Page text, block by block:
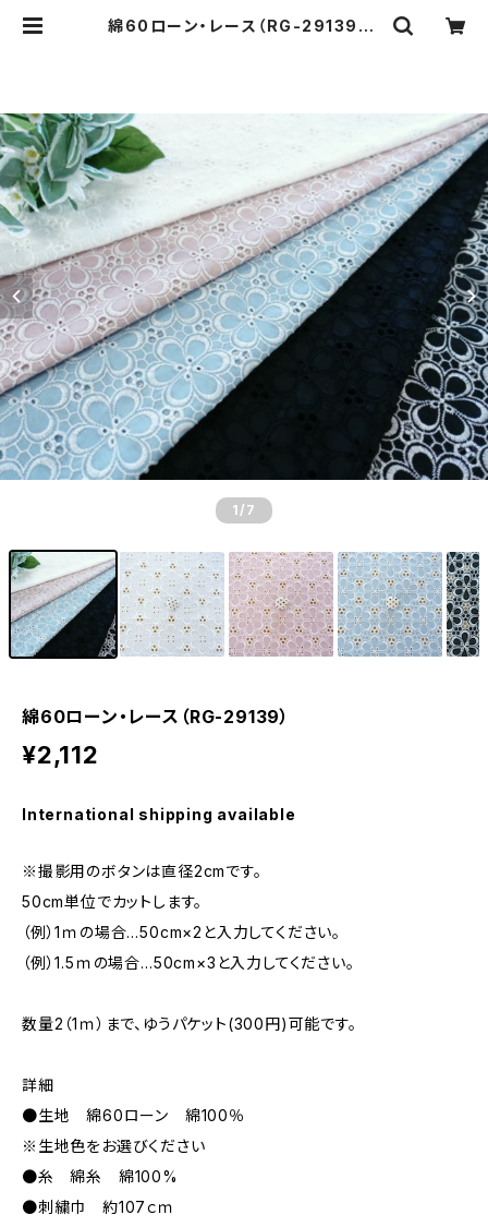
綿60ローン・レース（RG-29139） |
1 /7
綿60ローン・レース（RG-29139）
¥2,112
International shipping available
※撮影用のボタンは直径2cmです。
50cm単位でカットします。
（例）1ｍの場合…50cm×2と入力してください。
（例）1.5ｍの場合…50cm×3と入力してください。
数量2（1ｍ）まで、ゆうパケット(300円)可能です。
詳細
●生地 綿60ローン 綿100％
※生地色をお選びください
●糸 綿糸 綿100%
●刺繍巾 約107ｃｍ